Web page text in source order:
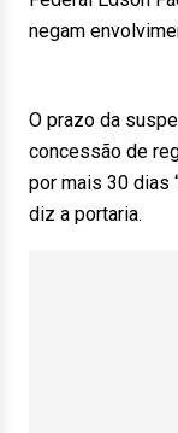
negam
O prazo da
concessão de
por mais 30 dias
diz a portaria.